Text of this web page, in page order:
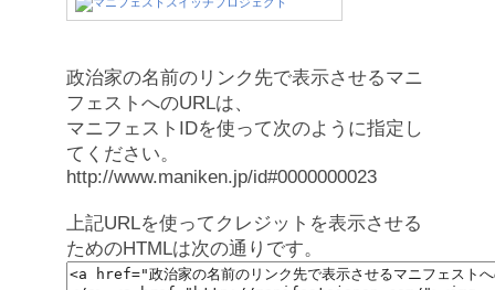
政治家の名前のリンク先で表示させるマニ
フェストへのURLは、
マニフェストIDを使って次のように指定し
てください。
http://www.maniken.jp/id#0000000023
上記URLを使ってクレジットを表示させる
ためのHTMLは次の通りです。